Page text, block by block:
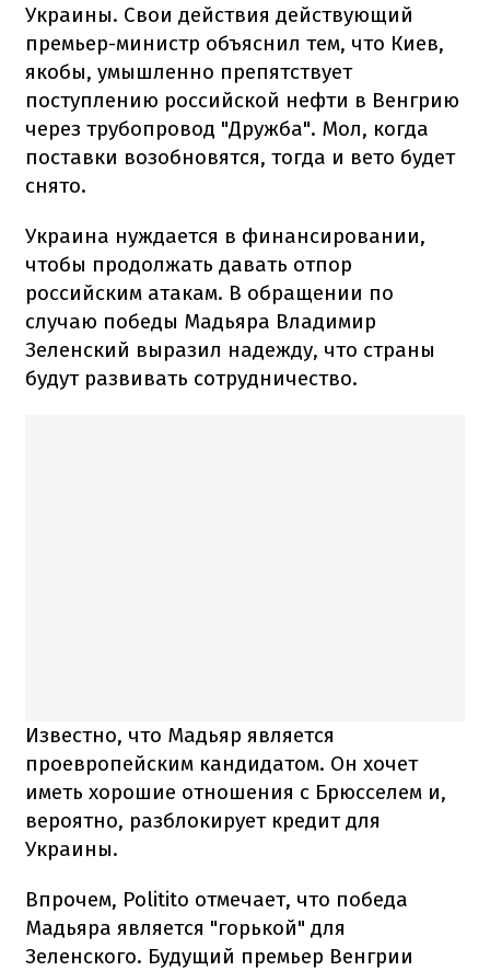
Украины. Свои действия действующий
премьер-министр объяснил тем, что Киев,
якобы, умышленно препятствует
поступлению российской нефти в Венгрию
через трубопровод "Дружба". Мол, когда
поставки возобновятся, тогда и вето будет
снято.
Украина нуждается в финансировании,
чтобы продолжать давать отпор
российским атакам. В обращении по
случаю победы Мадьяра Владимир
Зеленский выразил надежду, что страны
будут развивать сотрудничество.
Известно, что Мадьяр является
проевропейским кандидатом. Он хочет
иметь хорошие отношения с Брюсселем и,
вероятно, разблокирует кредит для
Украины.
Впрочем, Politito отмечает, что победа
Мадьяра является "горькой" для
Зеленского. Будущий премьер Венгрии